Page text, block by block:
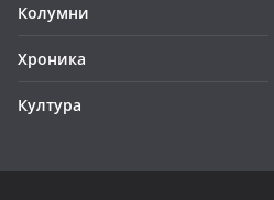
Колумни
Хроника
Култура